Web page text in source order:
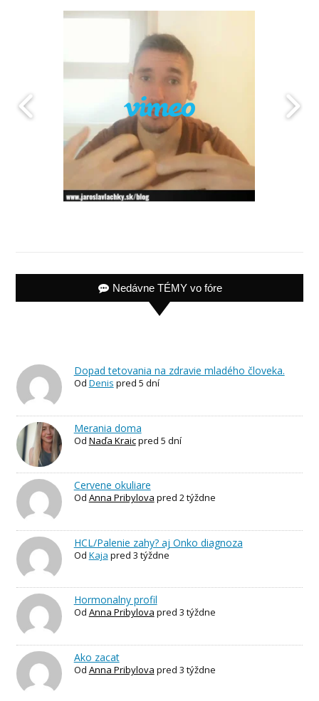
Nedávne TÉMY vo fóre
Dopad tetovania na zdravie mladého človeka.
Od Denis pred 5 dní
Merania doma
Od Naďa Kraicpred 5 dní
Cervene okuliare
Od Anna Pribylova pred 2 týždne
HCL/Palenie zahy? aj Onko diagnoza
Od Kaja pred 3 týždne
Hormonalny profil
Od Anna Pribylova pred 3 týždne
Ako zacat
Od Anna Pribylova pred 3 týždne